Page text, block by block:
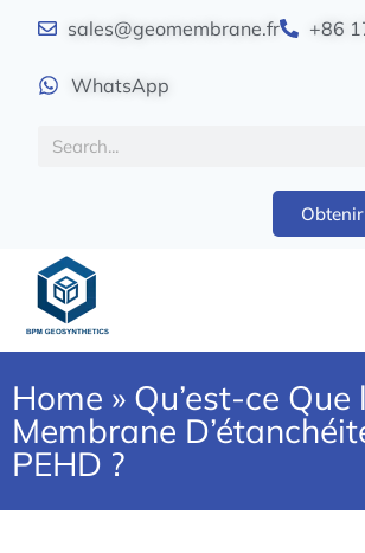
sales@geomembrane.fr +86
WhatsApp
Home » Qu’est-ce Que
Membrane
PEHD ?